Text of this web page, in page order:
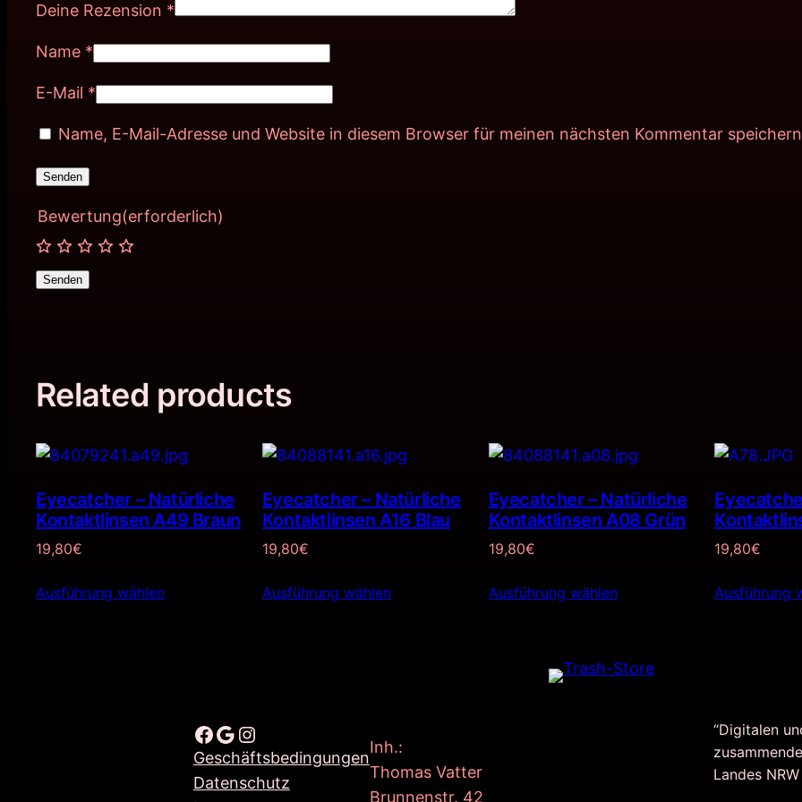
Deine Rezension *
Name *
E-Mail *
Name, E-Mail-Adresse und Website in diesem Browser für meinen nächsten Kommentar
Bewertung(erforderlich)
Senden
Related products
Eyecatcher – Natürliche
Kontaktlinsen A49 Braun
19,80€
Ausführung wählen
Eyecatcher – Natürliche
Kontaktlinsen A16 Blau
19,80€
Ausführung wählen
Eyecatcher – Natürliche
Kontaktlinsen A08 Grün
19,80€
Ausführung wählen
19,80€
Ausführung
Facebook Google Instagram
Geschäftsbedingungen
Datenschutz
Inh.:
Thomas Vatter
Brunnenstr. 42
“Digitalen
Landes NRW